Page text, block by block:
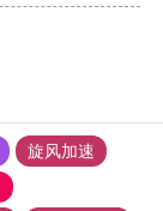
旋风加速